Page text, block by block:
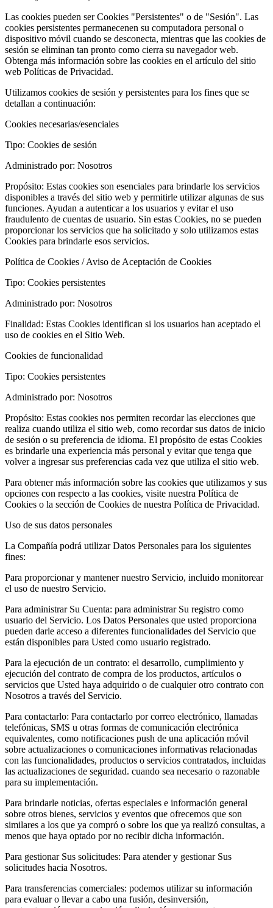
Las cookies pueden ser Cookies "Persistentes" o de "Sesión". Las
cookies persistentes permanecenen su computadora personal o
dispositivo móvil cuando se desconecta, mientras que las cookies de
sesión se eliminan tan pronto como cierra su navegador web.
Obtenga más información sobre las cookies en el artículo del sitio
web Políticas de Privacidad.
Utilizamos cookies de sesión y persistentes para los fines que se
detallan a continuación:
Cookies necesarias/esenciales
Tipo: Cookies de sesión
Administrado por: Nosotros
Propósito: Estas cookies son esenciales para brindarle los servicios
disponibles a través del sitio web y permitirle utilizar algunas de sus
funciones. Ayudan a autenticar a los usuarios y evitar el uso
fraudulento de cuentas de usuario. Sin estas Cookies, no se pueden
proporcionar los servicios que ha solicitado y solo utilizamos estas
Cookies para brindarle esos servicios.
Política de Cookies / Aviso de Aceptación de Cookies
Tipo: Cookies persistentes
Administrado por: Nosotros
Finalidad: Estas Cookies identifican si los usuarios han aceptado el
uso de cookies en el Sitio Web.
Cookies de funcionalidad
Tipo: Cookies persistentes
Administrado por: Nosotros
Propósito: Estas cookies nos permiten recordar las elecciones que
realiza cuando utiliza el sitio web, como recordar sus datos de inicio
de sesión o su preferencia de idioma. El propósito de estas Cookies
es brindarle una experiencia más personal y evitar que tenga que
volver a ingresar sus preferencias cada vez que utiliza el sitio web.
Para obtener más información sobre las cookies que utilizamos y sus
opciones con respecto a las cookies, visite nuestra Política de
Cookies o la sección de Cookies de nuestra Política de Privacidad.
Uso de sus datos personales
La Compañía podrá utilizar Datos Personales para los siguientes
fines:
Para proporcionar y mantener nuestro Servicio, incluido monitorear
el uso de nuestro Servicio.
Para administrar Su Cuenta: para administrar Su registro como
usuario del Servicio. Los Datos Personales que usted proporciona
pueden darle acceso a diferentes funcionalidades del Servicio que
están disponibles para Usted como usuario registrado.
Para la ejecución de un contrato: el desarrollo, cumplimiento y
ejecución del contrato de compra de los productos, artículos o
servicios que Usted haya adquirido o de cualquier otro contrato con
Nosotros a través del Servicio.
Para contactarlo: Para contactarlo por correo electrónico, llamadas
telefónicas, SMS u otras formas de comunicación electrónica
equivalentes, como notificaciones push de una aplicación móvil
sobre actualizaciones o comunicaciones informativas relacionadas
con las funcionalidades, productos o servicios contratados, incluidas
las actualizaciones de seguridad. cuando sea necesario o razonable
para su implementación.
Para brindarle noticias, ofertas especiales e información general
sobre otros bienes, servicios y eventos que ofrecemos que son
similares a los que ya compró o sobre los que ya realizó consultas, a
menos que haya optado por no recibir dicha información.
Para gestionar Sus solicitudes: Para atender y gestionar Sus
solicitudes hacia Nosotros.
Para transferencias comerciales: podemos utilizar su información
para evaluar o llevar a cabo una fusión, desinversión,